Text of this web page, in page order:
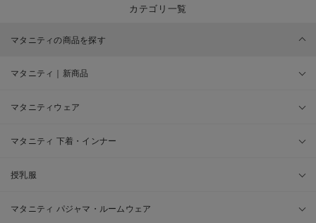
カテゴリ一覧
マタニティの商品を探す
マタニティ｜新商品
マタニティウェア
マタニティ 下着・インナー
授乳服
マタニティ パジャマ・ルームウェア